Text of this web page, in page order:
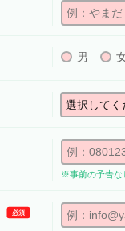
男
※事前の予告な
必須